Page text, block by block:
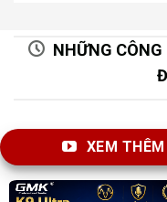
NHỮNG CÔNG
XEM